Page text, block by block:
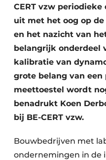
CERT vzw periodieke
uit met het oog op
en het nazicht van
belangrijk onderdeel
kalibratie van
grote belang van
meettoestel wordt
benadrukt Koen
bij BE-CERT vzw.
Bouwbedrijven met
ondernemingen in de